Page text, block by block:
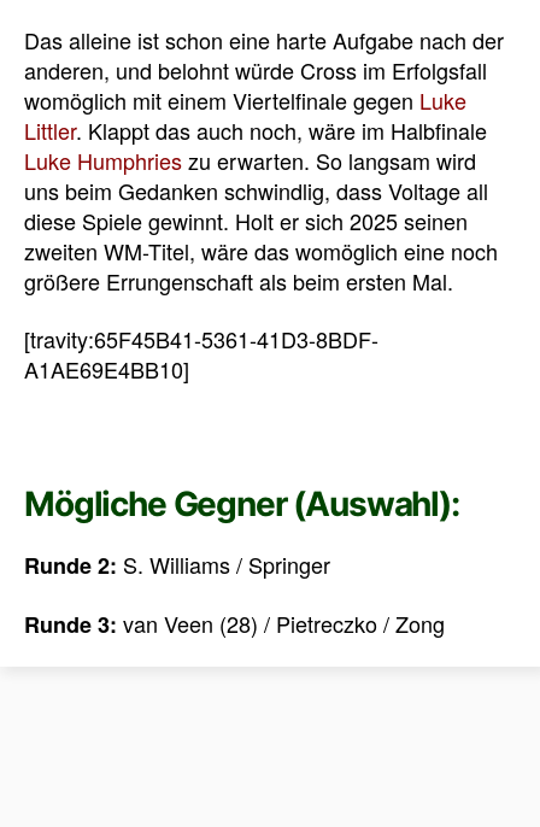
Das alleine ist schon eine harte Aufgabe nach der
anderen, und belohnt würde Cross im Erfolgsfall
womöglich mit einem Viertelfinale gegen Luke
Littler. Klappt das auch noch, wäre im Halbfinale
Luke Humphrieszu erwarten. So langsam wird
uns beim Gedanken schwindlig, dass Voltage all
diese Spiele gewinnt. Holt er sich 2025 seinen
zweiten WM-Titel, wäre das womöglich eine noch
größere Errungenschaft als beim ersten Mal.
[travity:65F45B41-5361-41D3-8BDF-
A1AE69E4BB10]
Mögliche Gegner (Auswahl):
Runde 2: S. Williams / Springer
Runde 3: van Veen (28) / Pietreczko / Zong